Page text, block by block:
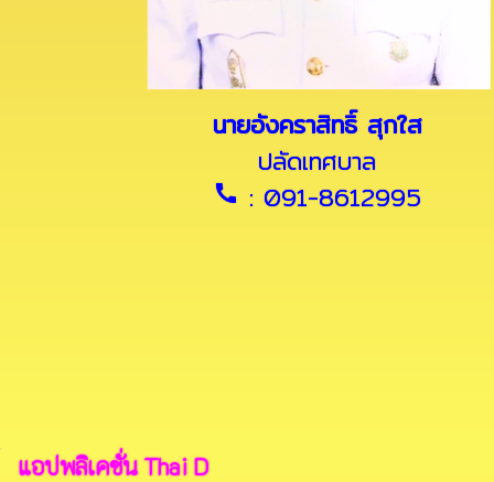
นายอังคราสิทธิ์ สุกใส
ปลัดเทศบาล
call : 091-8612995
แอปพลิเคชั่น Thai D